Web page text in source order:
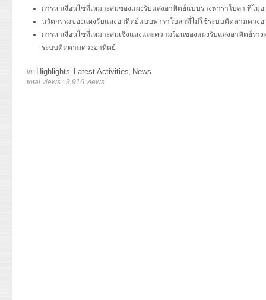
การหาเงื่อนไขที่เหมาะสมของแผงรับแสงอาทิตย์แบบรางพาราโบลา ที่ไ
นวัตกรรมของแผงรับแสงอาทิตย์แบบพาราโบลาที่ไม่ใช้ระบบติดตามดวง
การหาเงื่อนไขที่เหมาะสมเชิงแสงและความร้อนของแผงรับแสงอาทิตย์ร
ระบบติดตามดวงอาทิตย์
in: Highlights, Latest Activities, News
total views : 3,916 views